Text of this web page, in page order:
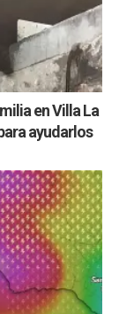
en Villa La
ayudarlos